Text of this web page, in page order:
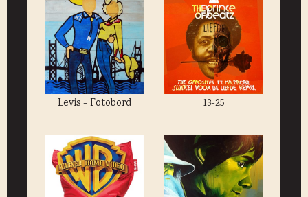
Levis - Fotobord 13-25